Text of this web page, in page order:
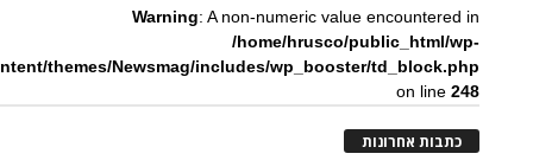
Warning: A non-numeric value encountered in
/home/hrusco/public_html/wp-
themes/Newsmag/includes/wp_booster/td_block.php
on line248
כתבות אחרונות